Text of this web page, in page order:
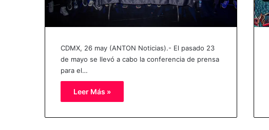
CDMX, 26 may (ANTON Noticias).- El pasado 23
de mayo se llevó a cabo la conferencia de prensa
para el…
Leer Más »